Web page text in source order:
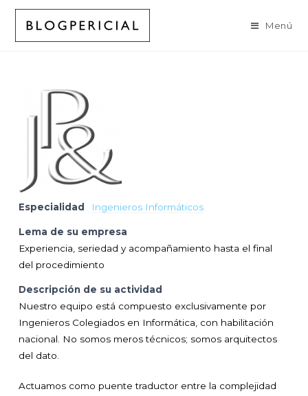
contenido
Menú
Especialidad Ingenieros Informáticos
Lema de su empresa
Experiencia, seriedad y acompañamiento hasta el final
del procedimiento
Descripción de su actividad
Nuestro equipo está compuesto exclusivamente por
Ingenieros Colegiados en Informática, con habilitación
nacional. No somos meros técnicos; somos arquitectos
del dato.
Actuamos como puente traductor entre la complejidad